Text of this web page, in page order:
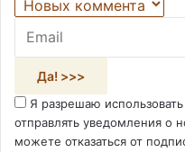
Я разрешаю
отправлять уведомления о
можете отказаться от